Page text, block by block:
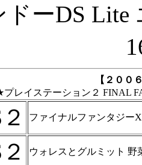
ーDS Lite
【２００
プレイステーション２ FINAL
ファイナルファンタジー
ウォレスとグルミット 野